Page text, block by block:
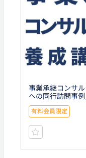
事業承継コンサ
への同行訪問事例
有料会員限定